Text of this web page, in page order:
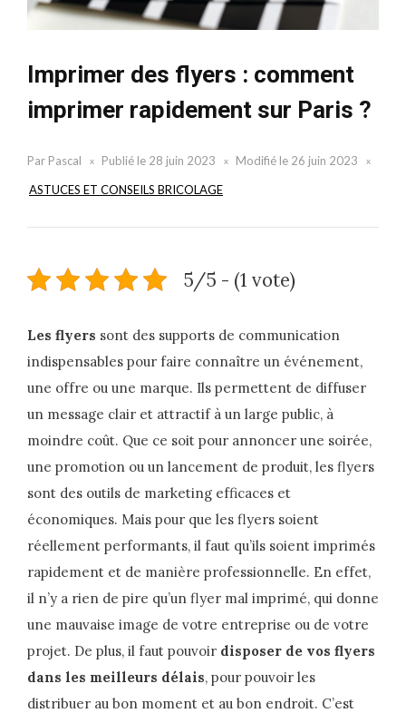
Imprimer des flyers : comment
imprimer rapidement sur Paris ?
Par Pascal Publié le 28 juin 2023 Modifié le 26 juin 2023
ASTUCES ET CONSEILS BRICOLAGE
5/5 - (1 vote)
Les flyers sont des supports de communication
indispensables pour faire connaître un événement,
une offre ou une marque. Ils permettent de diffuser
un message clair et attractif à un large public, à
moindre coût. Que ce soit pour annoncer une soirée,
une promotion ou un lancement de produit, les flyers
sont des outils de marketing efficaces et
économiques. Mais pour que les flyers soient
réellement performants, il faut qu’ils soient imprimés
rapidement et de manière professionnelle. En effet,
il n’y a rien de pire qu’un flyer mal imprimé, qui donne
une mauvaise image de votre entreprise ou de votre
projet. De plus, il faut pouvoir disposer de vos flyers
dans les meilleurs délais, pour pouvoir les
distribuer au bon moment et au bon endroit. C’est